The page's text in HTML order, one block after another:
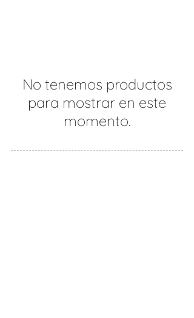
No tenemos productos
para mostrar en este
momento.